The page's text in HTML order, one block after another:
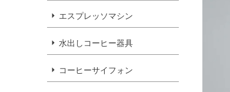
エスプレッソマシン
水出しコーヒー器具
コーヒーサイフォン